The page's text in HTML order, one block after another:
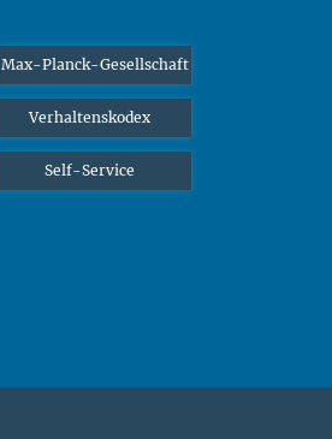
Max-Planck-Gesellschaft
Verhaltenskodex
Self-Service